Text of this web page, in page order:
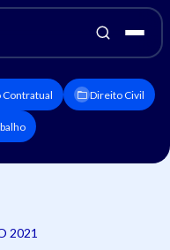
Direito Civil
2021